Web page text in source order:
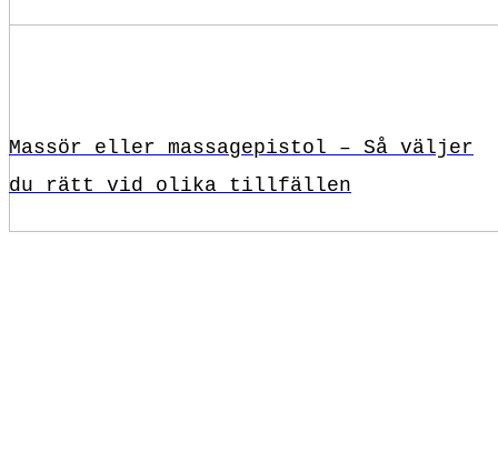
Massör eller massagepistol – Så väljer
du rätt vid olika tillfällen